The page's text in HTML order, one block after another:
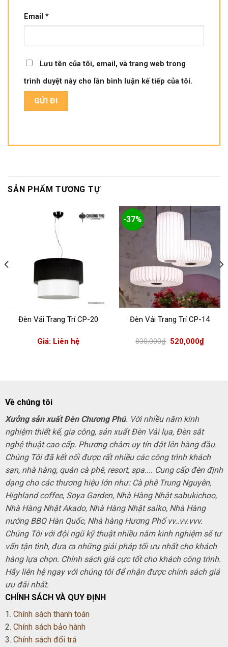
Email *
Lưu tên của tôi, email, và trang web trong
trình duyệt này cho lần bình luận kế tiếp của tôi.
SẢN PHẨM TƯƠNG TỰ
Đèn Vải Trang Trí CP-20
Giá: Liên hệ
-37%
Đèn Vải Trang Trí CP-14
830,000₫ Giá
520,000₫Giá
hiện
Về chúng tôi
Xưởng sản xuất Đèn Chương Phú. Với nhiều năm kinh
nghiệm thiết kế, gia công, sản xuất Đèn Vải lụa, Đèn sắt
nghệ thuật cao cấp. Phương châm uy tín đặt lên hàng đầu.
Chúng Tôi đã kết nối được rất nhiều các công trình khách
sạn, nhà hàng, quán cà phê, resort, spa.... Cung cấp đèn định
dạng cho các thương hiệu lớn như: Cà phê Trung Nguyên,
Highland coffee, Soya Garden, Nhà Hàng Nhật sabukichoo,
Nhà Hàng Nhật Akado, Nhà Hàng Nhật saiko, Nhà Hàng
nướng BBQ Hàn Quốc, Nhà hàng Hương Phố vv..vv.vvv.
Chúng Tôi với đội ngũ kỹ thuật nhiều năm kinh nghiệm sẽ tư
vấn tận tình, đưa ra những giải pháp tối ưu nhất cho khách
hàng lựa chọn. Chính sách giá cực tốt cho khách công trình.
Hãy liên hệ ngay với chúng tôi để nhận được chính sách giá
ưu đãi nhất.
CHÍNH SÁCH VÀ QUY ĐỊNH
1. Chính sách thanh toán
2. Chính sách bảo hành
3. Chính sách đổi trả